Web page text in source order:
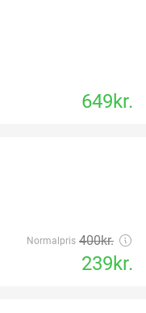
649kr.
Normalpris 400kr.
239kr.